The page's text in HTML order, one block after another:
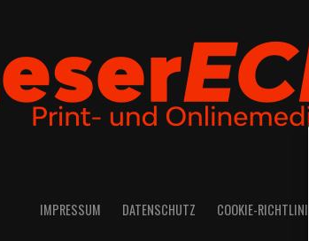
IMPRES­SUM DATEN­SCHUTZ COO­KIE-